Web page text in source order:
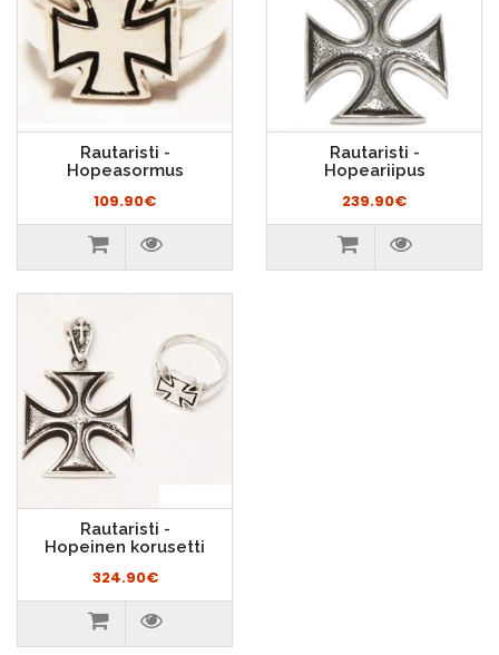
Rautaristi -
Hopeasormus
109.90€
Rautaristi -
Hopeariipus
239.90€
Rautaristi -
Hopeinen korusetti
324.90€